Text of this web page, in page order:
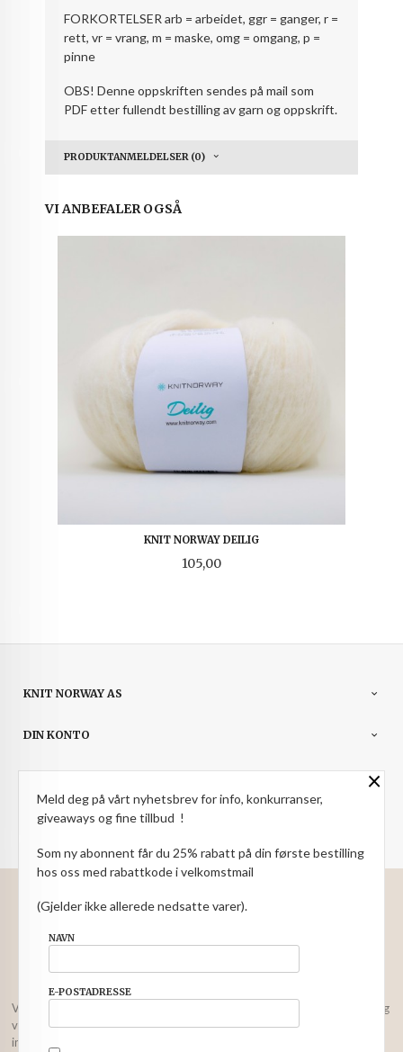
FORKORTELSER arb = arbeidet, ggr = ganger, r =
rett, vr = vrang, m = maske, omg = omgang, p =
pinne
OBS! Denne oppskriften sendes på mail som
PDF etter fullendt bestilling av garn og oppskrift.
PRODUKTANMELDELSER (0)
VI ANBEFALER OGSÅ
KNIT NORWAY DEILIG
Pris
105,00
KNIT NORWAY AS
DIN KONTO
NYHETSBREV
PARTNERE
Valuta
FRAKT
NYHETSBREV
Vår nettbutikk bruker cookies slik at du får en bedre kjøpsopplevelse og
vi kan yte deg bedre service. Vi bruker cookies hovedsaklig til å lagre
innloggingsdetaljer og huske hva du har puttet i handlekurven din.
×
Meld deg på vårt nyhetsbrev for info, konkurranser,
giveaways og fine tillbud !
Som ny abonnent får du 25% rabatt på din første bestilling
hos oss med rabattkode i velkomstmail
(Gjelder ikke allerede nedsatte varer).
NAVN
E-POSTADRESSE